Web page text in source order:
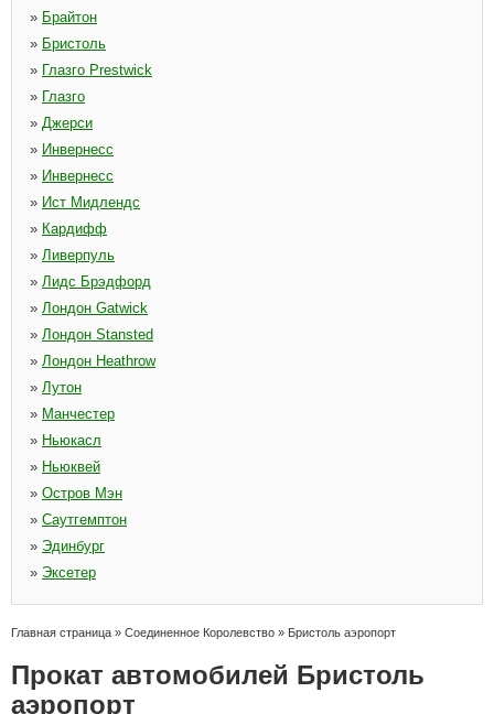
» Брайтон
» Бристоль
» Глазго Prestwick
» Глазго
» Джерси
» Инвернесс
» Инвернесс
» Ист Мидлендс
» Кардифф
» Ливерпуль
» Лидс Брэдфорд
» Лондон Gatwick
» Лондон Stansted
» Лондон Heathrow
» Лутон
» Манчестер
» Ньюкасл
» Ньюквей
» Остров Мэн
» Саутгемптон
» Эдинбург
» Эксетер
Главная страница » Соединенное Королевство » Бристоль аэропорт
Прокат автомобилей Бристоль
аэропорт